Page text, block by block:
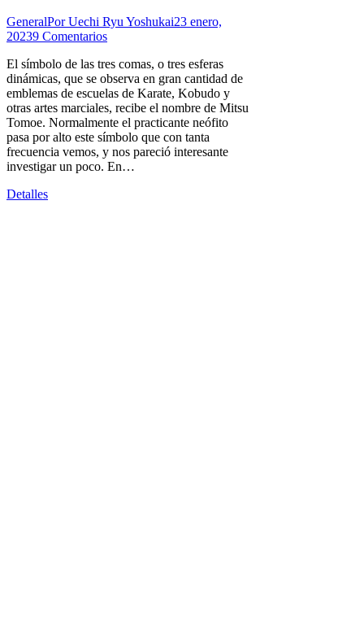
GeneralPorUechi Ryu Yoshukai23 enero,
20239 Comentarios
El símbolo de las tres comas, o tres esferas
dinámicas, que se observa en gran cantidad de
emblemas de escuelas de Karate, Kobudo y
otras artes marciales, recibe el nombre de Mitsu
Tomoe. Normalmente el practicante neófito
pasa por alto este símbolo que con tanta
frecuencia vemos, y nos pareció interesante
investigar un poco. En…
Detalles